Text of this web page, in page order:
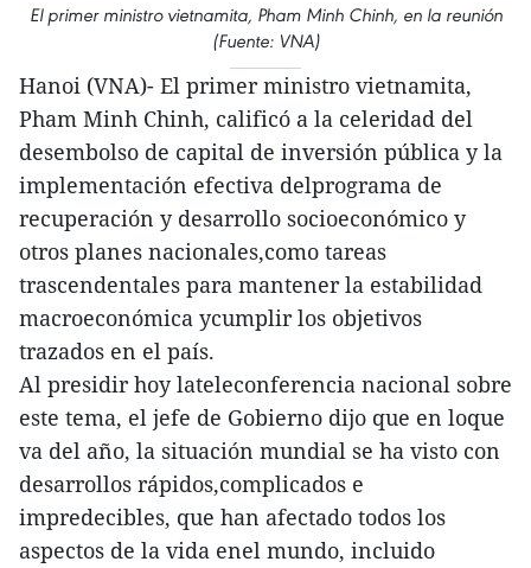
El primer ministro vietnamita, Pham Minh Chinh, en la reunión
(Fuente: VNA)
Hanoi (VNA)- El primer ministro vietnamita,
Pham Minh Chinh, calificó a la celeridad del
desembolso de capital de inversión pública y la
implementación efectiva delprograma de
recuperación y desarrollo socioeconómico y
otros planes nacionales,como tareas
trascendentales para mantener la estabilidad
macroeconómica ycumplir los objetivos
trazados en el país.
Al presidir hoy lateleconferencia nacional sobre
este tema, el jefe de Gobierno dijo que en loque
va del año, la situación mundial se ha visto con
desarrollos rápidos,complicados e
impredecibles, que han afectado todos los
aspectos de la vida enel mundo, incluido